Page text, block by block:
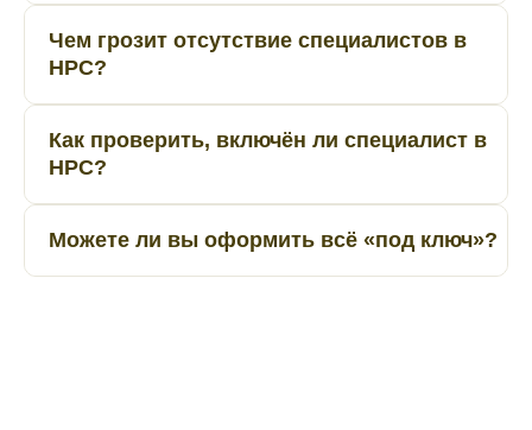
Чем грозит отсутствие специалистов в
НРС?
Как проверить, включён ли специалист в
НРС?
Можете ли вы оформить всё «под ключ»?